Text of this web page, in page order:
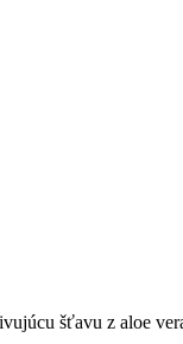
šťavu z aloe